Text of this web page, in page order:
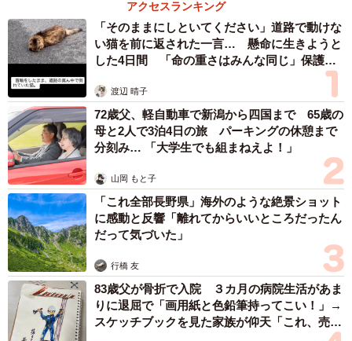
写真そのままではなく、切り絵用に強弱や線を加えたり引いたりしてい
ます。※制作途中（提供：黒猫モモ@型紙彫刻、切り絵作家さん）
――なるほど。写真そのままではなく、切り絵にするため
に工夫をされているのですね。完成までに時間がとてもか
かったのでしょうね。
同時進行でいくつかの作品を制作するのですが、１ヶ月
くらいでしょうか。
――集中力や持続力はもちろん必要そうですが、難しいと
ころは？
やはり切り抜く点が多いところと、前後の強弱の付け方
が難しく感じました。途中で何をやってるかわからなくな
ったりしてました…。
アクセスランキング
「そのままにしといてください」道路で動けな
い猫を前に返された一言… 懸命に生きようと
した4日間 「命の重さはみんな同じ」保護団
渡辺 晴子
72歳父、軽自動車で新潟から四国まで 65歳の
母と2人で3泊4日の旅 パーキングの休憩まで
分刻み… 「大学生でも組まねえよ！」
山岡 もと子
「これ全部長野県」海外のような絶景ショット
に感動と反響「離れてからいいところだったん
だって気づいた」
行橋 友
83歳父が骨折で入院 ３カ月の病院生活があま
りに退屈で「画用紙と色鉛筆持ってこい！」→
スケッチブックを見た家族が仰天「これ、売れ